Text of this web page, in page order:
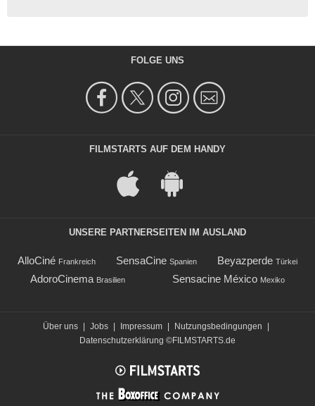
FOLGE UNS
FILMSTARTS AUF DEM HANDY
UNSERE PARTNERSEITEN IM AUSLAND
AlloCiné Frankreich SensaCine Spanien Beyazperde Türkei
AdoroCinema Brasilien Sensacine México Mexiko
Über uns Jobs Impressum Nutzungsbedingungen
Datenschutzerklärung ©FILMSTARTS.de